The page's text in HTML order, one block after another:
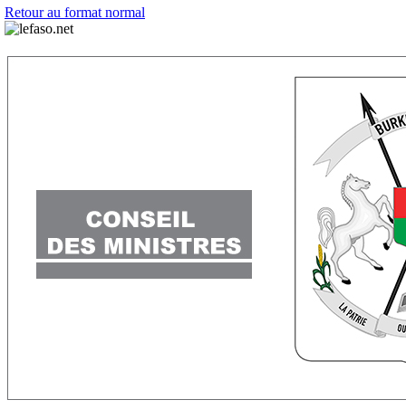
Retour au format normal